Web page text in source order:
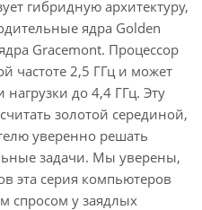
гибридную архитектуру,
ядра Golden
Gracemont. Процессор
частоте 2,5 ГГц и может
до 4,4 ГГц. Эту
золотой серединой,
уверенно решать
задачи. Мы уверены,
эта серия компьютеров
спросом у заядлых